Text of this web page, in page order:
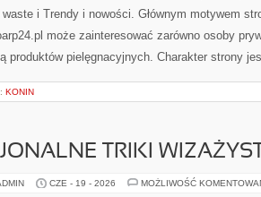
i Trendy i nowości. Głównym motywem
może zainteresować zarówno osoby
produktów pielęgnacyjnych. Charakter strony
KONIN
TRIKI
CZE - 19 - 2026 MOŻLIWOŚĆ